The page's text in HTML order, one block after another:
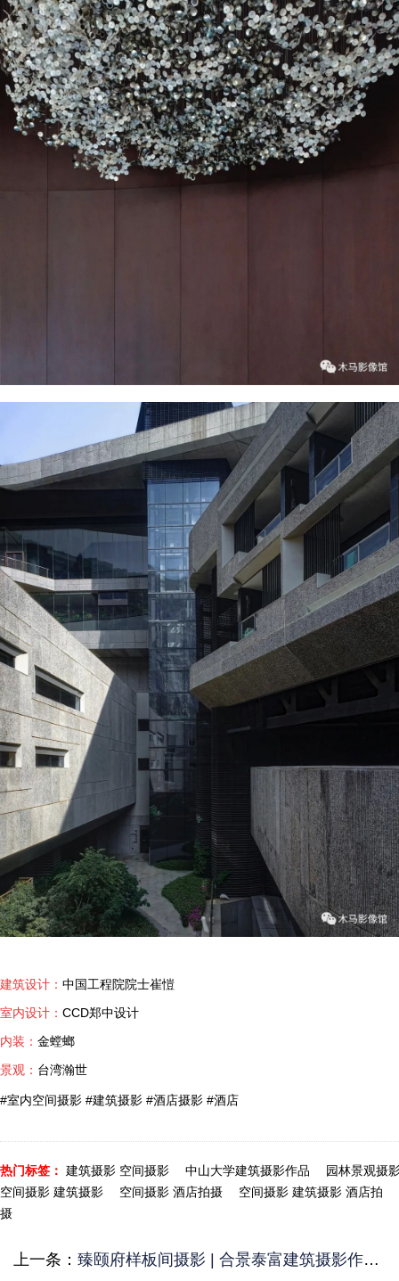
建筑设计： 中国工程院院士崔愷
室内设计： CCD郑中设计
内装： 金螳螂
景观： 台湾瀚世
#室内空间摄影 #建筑摄影 #酒店摄影 #酒店
热门标签： 建筑摄影 空间摄影 中山大学建筑摄影作品
园林景观摄
空间摄影 建筑摄影
空间摄影 酒店拍摄
空间摄影 建筑摄影 酒店拍
摄
上一条： 臻颐府样板间摄影 | 合景泰富建筑摄影作品分享